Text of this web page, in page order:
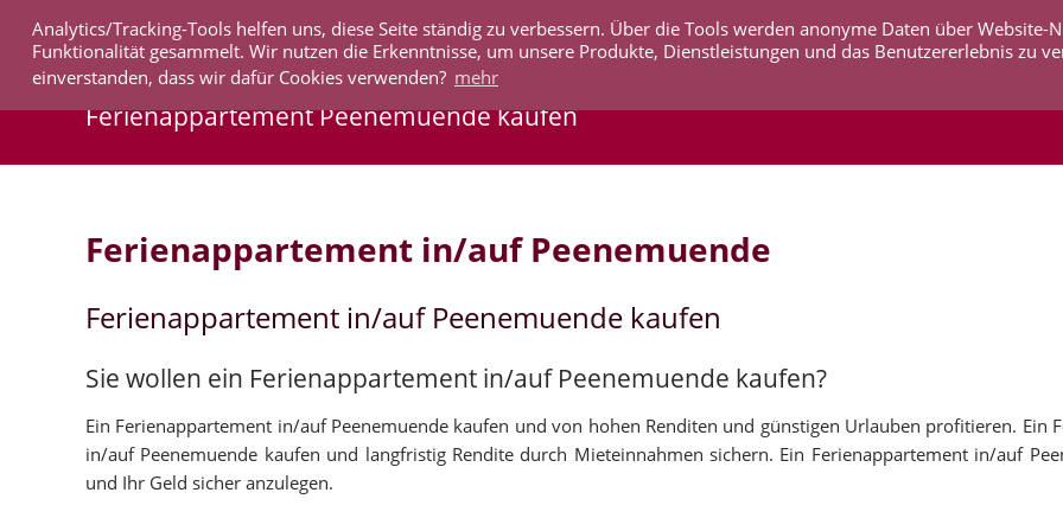
Analytics/Tracking-Tools helfen uns, diese Seite ständig zu verbessern. Über die Tools werden anonyme Daten über Website-
Funktionalität gesammelt. Wir nutzen die Erkenntnisse, um unsere Produkte, Dienstleistungen und das Benutzererlebnis zu
einverstanden, dass wir dafür Cookies verwenden? mehr
IMMOBILIEN AKTUELLES UNTERNEHMEN SERVICE
Ferienappartement Peenemuende kaufen
Ferienappartement in/auf Peenemuende
Ferienappartement in/auf Peenemuende kaufen
Sie wollen ein Ferienappartement in/auf Peenemuende kaufen?
Ein Ferienappartement in/auf Peenemuende kaufen und von hohen Renditen und günstigen Urlauben profitieren. Ein
in/auf Peenemuende kaufen und langfristig Rendite durch Mieteinnahmen sichern. Ein Ferienappartement in/auf
und Ihr Geld sicher anzulegen.